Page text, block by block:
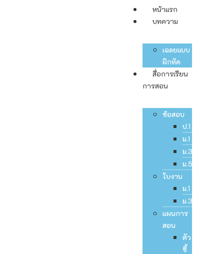
หน้าแรก
บทความ
เฉลยแบบ
ฝึกหัด
สื่อการเรียน
การสอน
ข้อสอบ
ป.1
ม.1
ม.3
ม.5
ใบงาน
ม.1
ม.3
แผนการ
สอน
ตัว
ชี้